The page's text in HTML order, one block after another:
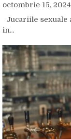
octombrie 15, 2024
Jucariile sexuale
in...